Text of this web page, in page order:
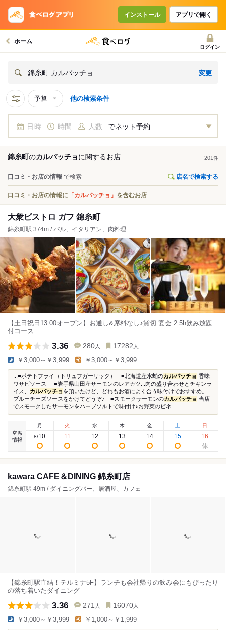
インストール アプリで開く
ホーム
ログイン
錦糸町 カルパッチョ 変更
予算 他の検索条件
日時 時間 人数 でネット予約
錦糸町のカルパッチョに関するお店 201 件
口コミ・お店の情報 で検索 店名で検索する
口コミ・お店の情報に 「カルパッチョ」 を含むお店
大衆ビストロ ガフ 錦糸町
錦糸町駅 374m / バル、イタリアン、肉料理
【土日祝日13:00オープン】お通し&席料なし♪貸切.宴会.2.5h飲み放題
付コース
3.36 280 人 17282 人
￥3,000～￥3,999 ￥3,000～￥3,999
...■ポテトフライ（トリュフガーリック） ■北海道産水蛸のカルパッチョ-香味
ワサビソース- ■岩手県山田産サーモンのレアカツ...肉の盛り合わせとチキンラ
イス、 カルパッチョ を頂いたけど、どれもお酒によく合う味付けでおすすめ。...
ブルーチーズソースをかけてどうぞ♪ ■スモークサーモンのカルパッチョ 当店
でスモークしたサーモンをハーブソルトで味付け♪お野菜のビネ...
空席
情報
月
8/10
火
11
水
12
木
13
金
14
土
15
日
16
kawara CAFE＆DINING 錦糸町店
錦糸町駅 49m / ダイニングバー、居酒屋、カフェ
【錦糸町駅直結！テルミナ5F】ランチも会社帰りの飲み会にもぴったり
の落ち着いたダイニング
3.36 271 人 16070 人
￥3,000～￥3,999 ￥1,000～￥1,999